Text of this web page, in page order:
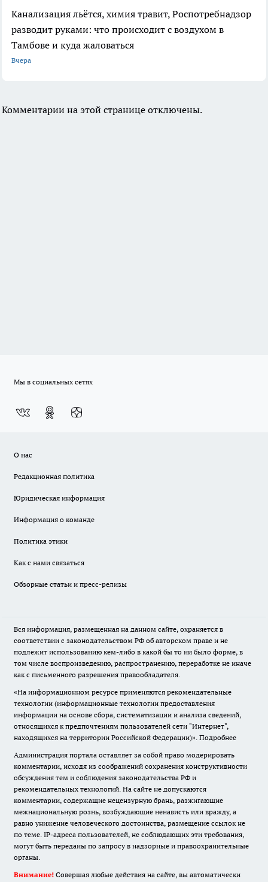
Канализация льётся, химия травит, Роспотребнадзор
разводит руками: что происходит с воздухом в
Тамбове и куда жаловаться
Вчера
Комментарии на этой странице отключены.
Мы в социальных сетях
О нас
Редакционная политика
Юридическая информация
Информация о команде
Политика этики
Как с нами связаться
Обзорные статьи и пресс-релизы
Вся информация, размещенная на данном сайте, охраняется в
соответствии с законодательством РФ об авторском праве и не
подлежит использованию кем-либо в какой бы то ни было форме, в
том числе воспроизведению, распространению, переработке не иначе
как с письменного разрешения правообладателя.
«На информационном ресурсе применяются рекомендательные
технологии (информационные технологии предоставления
информации на основе сбора, систематизации и анализа сведений,
относящихся к предпочтениям пользователей сети "Интернет",
находящихся на территории Российской Федерации)». Подробнее
Администрация портала оставляет за собой право модерировать
комментарии, исходя из соображений сохранения конструктивности
обсуждения тем и соблюдения законодательства РФ и
рекомендательных технологий. На сайте не допускаются
комментарии, содержащие нецензурную брань, разжигающие
межнациональную рознь, возбуждающие ненависть или вражду, а
равно унижение человеческого достоинства, размещение ссылок не
по теме. IP-адреса пользователей, не соблюдающих эти требования,
могут быть переданы по запросу в надзорные и правоохранительные
органы.
Внимание! Совершая любые действия на сайте, вы автоматически